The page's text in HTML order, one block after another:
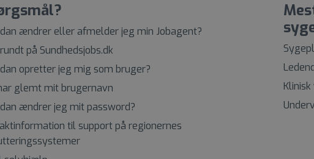
ændrer eller afmelder jeg min Jobagent?
på Sundhedsjobs.dk
opretter jeg mig som bruger?
glemt mit brugernavn
ændrer jeg mit password?
til support på regionernes